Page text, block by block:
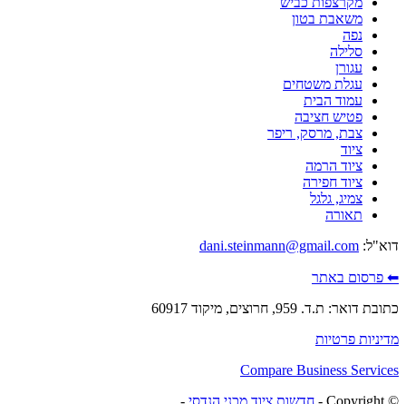
משאבת בטון
נפה
סלילה
עגורן
עגלת משטחים
עמוד הבית
פטיש חציבה
צבת, מרסק, ריפר
ציוד
ציוד הרמה
ציוד חפירה
צמיג, גלגל
תאורה
דוא"ל: dani.steinmann@gmail.com
⬅ פרסום באתר
כתובת דואר: ת.ד. 959, חרוצים, מיקוד 60917
מדיניות פרטיות
Compare Business Services
© ‫Copyright -
חדשות ציוד מכני הנדסי -